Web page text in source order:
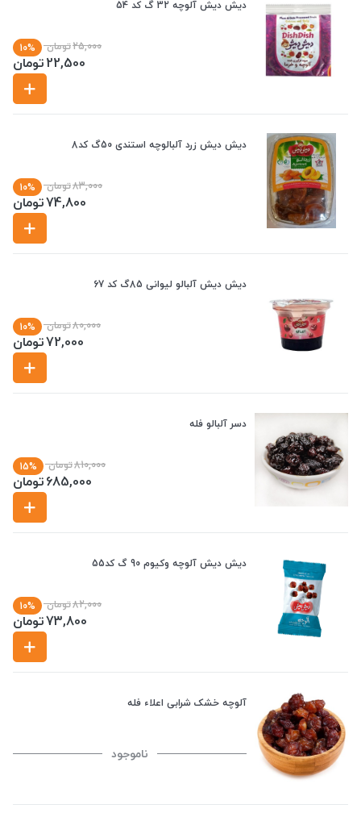
دیش دیش آلوچه 32 گ کد 54
25,000تومان 10%
22,500تومان
دیش دیش زرد آلبالوچه استندی 50گ کد8
83,000تومان 10%
74,800تومان
دیش دیش آلبالو لیوانی 85گ کد 67
80,000تومان 10%
72,000تومان
دسر آلبالو فله
810,000تومان 15%
685,000تومان
دیش دیش آلوچه وکیوم 90 گ کد55
82,000تومان 10%
73,800تومان
آلوچه خشک شرابی اعلاء فله
ناموجود